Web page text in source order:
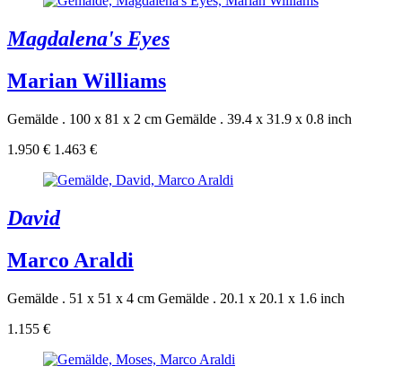
Magdalena's Eyes
Marian Williams
Gemälde . 100 x 81 x 2 cm Gemälde . 39.4 x 31.9 x 0.8 inch
1.950 € 1.463 €
David
Marco Araldi
Gemälde . 51 x 51 x 4 cm Gemälde . 20.1 x 20.1 x 1.6 inch
1.155 €